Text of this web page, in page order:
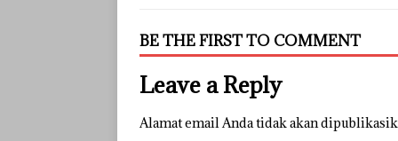
BE THE FIRST TO COMMENT
Leave a Reply
Alamat email Anda tidak akan